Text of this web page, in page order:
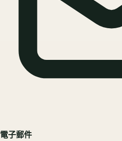
電子郵件